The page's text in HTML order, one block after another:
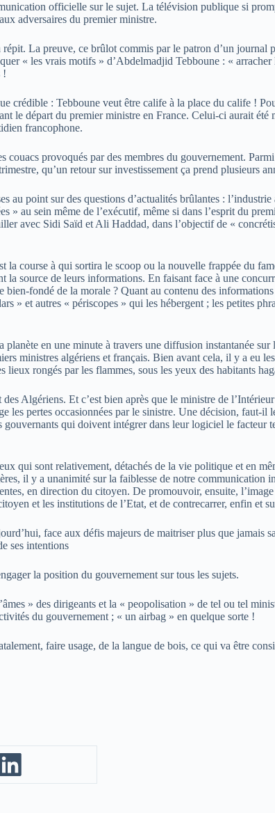
officielle sur le sujet. La télévision publique si
adversaires du premier ministre.
La preuve, ce brûlot commis par le patron d’un
« les vrais motifs » d’Abdelmadjid Tebboune : «
!
crédible : Tebboune veut être calife à la place du calife !
le départ du premier ministre en France. Celui-ci aurait
francophone.
provoqués par des membres du gouvernement.
qu’un retour sur investissement ça prend plusieurs
point sur des questions d’actualités brûlantes :
au sein même de l’exécutif, même si dans l’esprit du
avec Sidi Saïd et Ali Haddad, dans l’objectif de «
course à qui sortira le scoop ou la nouvelle frappée du
source de leurs informations. En faisant face à une
fondé de la morale ? Quant au contenu des
» et autres « périscopes » qui les hébergent ; les petites
en une minute à travers une diffusion instantanée sur
ministres algériens et français. Bien avant cela, il y a eu
rongés par les flammes, sous les yeux des habitants
Algériens. Et c’est bien après que le ministre de
pertes occasionnées par le sinistre. Une décision, faut-
qui doivent intégrer dans leur logiciel le facteur
qui sont relativement, détachés de la vie politique et en
il y a unanimité sur la faiblesse de notre communication
en direction du citoyen. De promouvoir, ensuite,
et les institutions de l’Etat, et de contrecarrer, enfin et
face aux défis majeurs de maitriser plus que jamais
ses intentions
la position du gouvernement sur tous les sujets.
» des dirigeants et la « peopolisation » de tel ou tel
du gouvernement ; « un airbag » en quelque sorte !
faire usage, de la langue de bois, ce qui va être